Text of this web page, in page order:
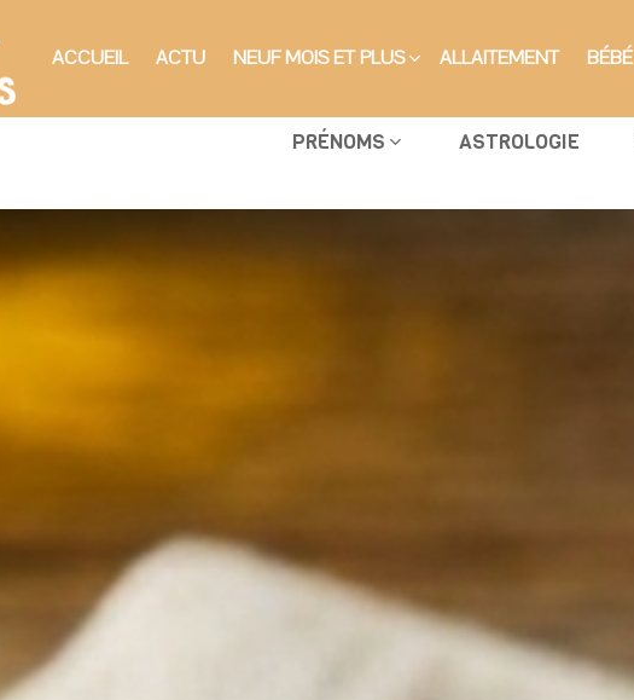
ACCUEIL ACTU NEUF MOIS ET PLUS ALLAITEMENT BÉBÉ
PRÉNOMS ASTROLOGIE